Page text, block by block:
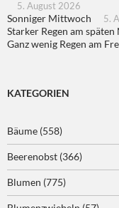
5. August 2026
Sonniger Mittwoch 5.
Starker Regen am
Ganz wenig Regen am
KATEGORIEN
Bäume (558)
Beerenobst (366)
Blumen (775)